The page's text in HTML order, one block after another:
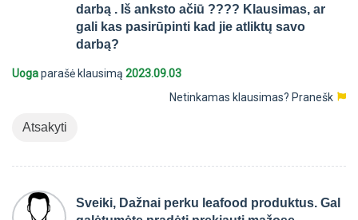
darbą . Iš anksto ačiū ???? Klausimas, ar
gali kas pasirūpinti kad jie atliktų savo
darbą?
Uogaparašė klausimą 2023.09.03
Netinkamas klausimas? Pranešk
Atsakyti
Sveiki, Dažnai perku leafood produktus. Gal